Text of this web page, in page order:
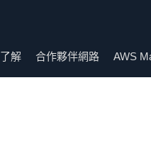
了解 合作夥伴網路 AWS